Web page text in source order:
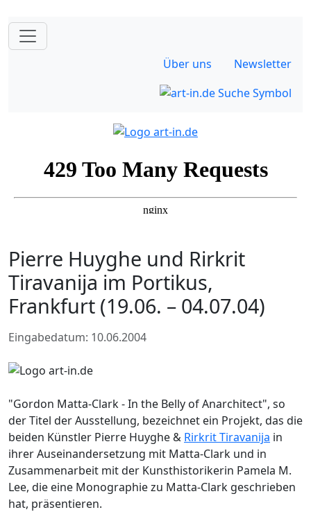
Über uns Newsletter
Pierre Huyghe und Rirkrit
Tiravanija im Portikus,
Frankfurt (19.06. – 04.07.04)
Eingabedatum: 10.06.2004
"Gordon Matta-Clark - In the Belly of Anarchitect", so
der Titel der Ausstellung, bezeichnet ein Projekt, das die
beiden Künstler Pierre Huyghe & Rirkrit Tiravanija in
ihrer Auseinandersetzung mit Matta-Clark und in
Zusammenarbeit mit der Kunsthistorikerin Pamela M.
Lee, die eine Monographie zu Matta-Clark geschrieben
hat, präsentieren.